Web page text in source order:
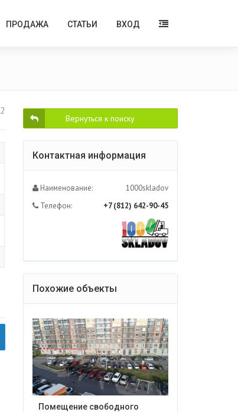
ПРОДАЖА СТАТЬИ ВХОД
2
Вернуться к поиску
Контактная информация
Наименование:
1000skladov
Телефон:
+7 (812) 642-90-45
Похожие объекты
Помещение свободного